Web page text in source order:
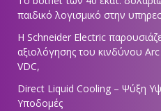
παιδικό λογισμικό στην
Η Schneider Electric
αξιολόγησης του κινδύνου
VDC,
Direct Liquid Cooling – Ψύξη
Υποδομές